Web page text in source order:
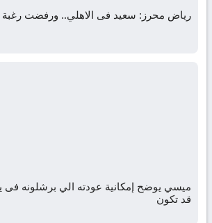
رياض محرز: سعيد فى الاهلي.. ورفضت رغبة
ميسي يوضح إمكانية عودته الي برشلونه فى
قد تكون